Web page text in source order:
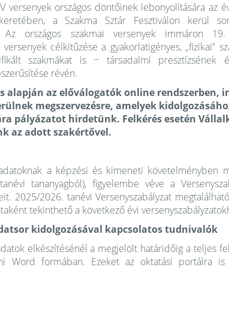
versenyek országos döntőinek lebonyolítására az
a Szakma Sztár Fesztiválon kerül
Az országos szakmai versenyek immáron
célkitűzése a gyakorlatigényes, „fizikai”
szakmákat is − társadalmi presztízsének
révén.
alapján az előválogatók online rendszerben,
megszervezésre, amelyek
pályázatot hirdetünk. Felkérés esetén
az adott szakértővel.
a képzési és kimeneti követelményben
tananyagból), figyelembe véve a
2025/2026. tanévi Versenyszabályzat
tekinthető a következő évi
kidolgozásával kapcsolatos tudnivalók
elkészítésénél a megjelölt határidőig a teljes
Word formában. Ezeket az oktatási portálra